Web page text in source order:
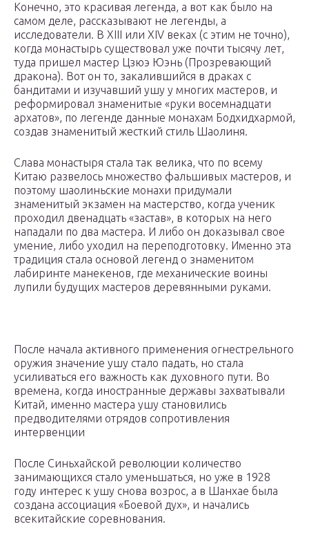
Конечно, это красивая легенда, а вот как было на
самом деле, рассказывают не легенды, а
исследователи. В XIII или XIV веках (с этим не точно),
когда монастырь существовал уже почти тысячу лет,
туда пришел мастер Цзюэ Юэнь (Прозревающий
дракона). Вот он то, закалившийся в драках с
бандитами и изучавший ушу у многих мастеров, и
реформировал знаменитые «руки восемнадцати
архатов», по легенде данные монахам Бодхидхармой,
создав знаменитый жесткий стиль Шаолиня.
Слава монастыря стала так велика, что по всему
Китаю развелось множество фальшивых мастеров, и
поэтому шаолиньские монахи придумали
знаменитый экзамен на мастерство, когда ученик
проходил двенадцать «застав», в которых на него
нападали по два мастера. И либо он доказывал свое
умение, либо уходил на переподготовку. Именно эта
традиция стала основой легенд о знаменитом
лабиринте манекенов, где механические воины
лупили будущих мастеров деревянными руками.
После начала активного применения огнестрельного
оружия значение ушу стало падать, но стала
усиливаться его важность как духовного пути. Во
времена, когда иностранные державы захватывали
Китай, именно мастера ушу становились
предводителями отрядов сопротивления
интервенции
После Синьхайской революции количество
занимающихся стало уменьшаться, но уже в 1928
году интерес к ушу снова возрос, а в Шанхае была
создана ассоциация «Боевой дух», и начались
всекитайские соревнования.